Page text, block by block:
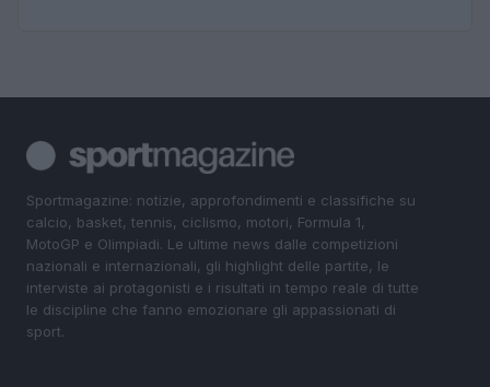
Sportmagazine: notizie, approfondimenti e classifiche su
calcio, basket, tennis, ciclismo, motori, Formula 1,
MotoGP e Olimpiadi. Le ultime news dalle competizioni
nazionali e internazionali, gli highlight delle partite, le
interviste ai protagonisti e i risultati in tempo reale di tutte
le discipline che fanno emozionare gli appassionati di
sport.